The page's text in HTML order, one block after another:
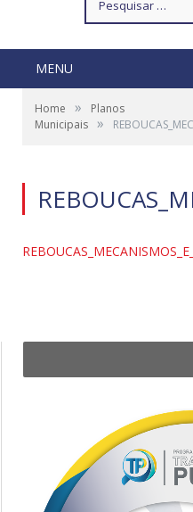
por:
MENU
Home »
Planos
Municipais »